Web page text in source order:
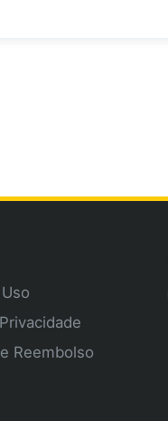
Reembolso